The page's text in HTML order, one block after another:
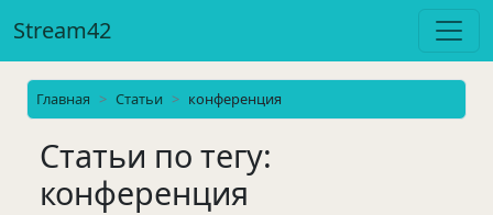
Stream42
Главная Статьи конференция
Статьи по тегу:
конференция